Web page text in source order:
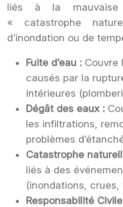
liés à la mauvaise
« catastrophe
d’inondation ou de
Fuite d’eau : Couvre
causés par la
intérieures
Dégât des eaux :
les infiltrations,
problèmes
Catastrophe
liés à des
(inondations, crues,
Responsabilité